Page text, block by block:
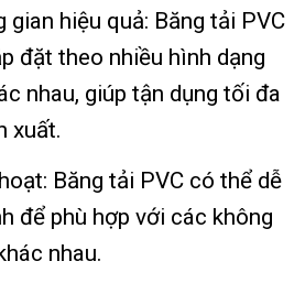
gian hiệu quả: Băng tải PVC
đặt theo nhiều hình dạng
nhau, giúp tận dụng tối đa
xuất.
Băng tải PVC có thể dễ
để phù hợp với các không
nhau.